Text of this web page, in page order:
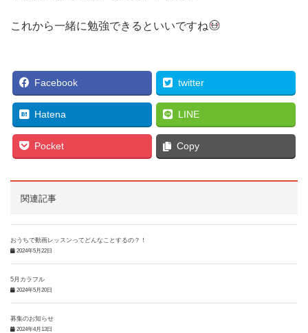
これから一緒に勉強できるといいですね
Facebook twitter
Hatena LINE
Pocket Copy
関連記事
おうちで動画レッスンってどんなことするの？！
2024年5月22日
5月カラフル
2024年5月20日
募集のお知らせ
2024年4月13日